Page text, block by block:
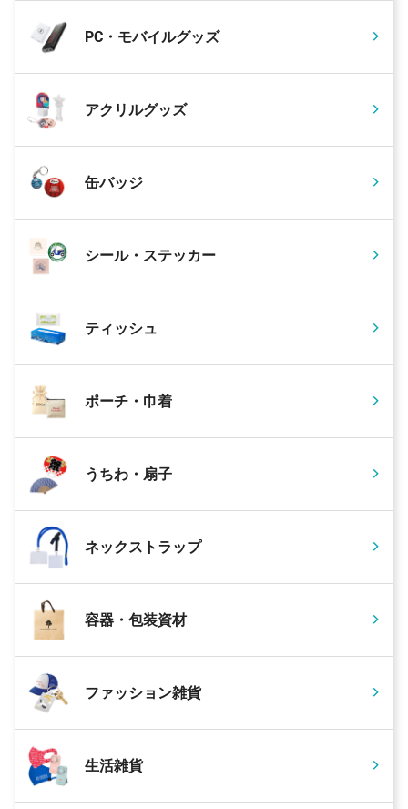
PC・モバイルグッズ
アクリルグッズ
缶バッジ
シール・ステッカー
ティッシュ
ポーチ・巾着
うちわ・扇子
ネックストラップ
容器・包装資材
ファッション雑貨
生活雑貨